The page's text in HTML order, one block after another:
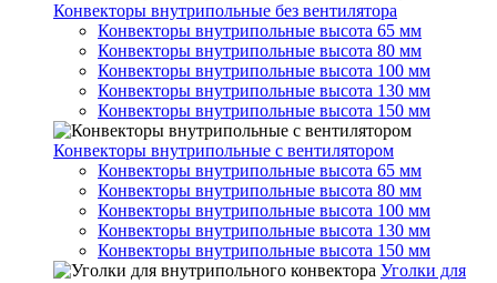
Конвекторы внутрипольные без вентилятора
Конвекторы внутрипольные высота 65 мм
Конвекторы внутрипольные высота 80 мм
Конвекторы внутрипольные высота 100 мм
Конвекторы внутрипольные высота 130 мм
Конвекторы внутрипольные высота 150 мм
Конвекторы внутрипольные с вентилятором
Конвекторы внутрипольные высота 65 мм
Конвекторы внутрипольные высота 80 мм
Конвекторы внутрипольные высота 100 мм
Конвекторы внутрипольные высота 130 мм
Конвекторы внутрипольные высота 150 мм
Уголки для